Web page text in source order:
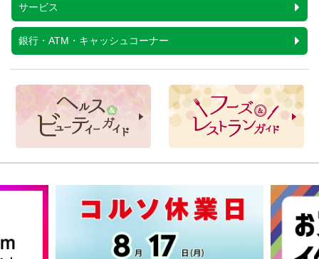
サービス
銀行・ATM・キャッシュコーナー